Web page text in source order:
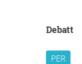
debatt
PER